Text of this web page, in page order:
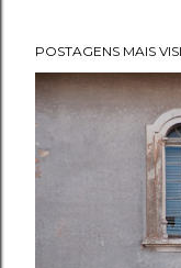
POSTAGENS MAIS